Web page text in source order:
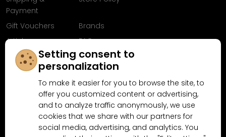
Payment
Gift Vouchers
Brands
Articles
FAQ
Follow us on
Facebook
Why shop at MN-Modelar.com
Setting consent to
personalization
To make it easier for you to browse the site, to
offer you customized content or advertising,
and to analyze traffic anonymously, we use
cookies that we share with our partners for
social media, advertising, and analytics. You